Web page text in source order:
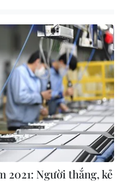
2021: Người thắng, kẻ